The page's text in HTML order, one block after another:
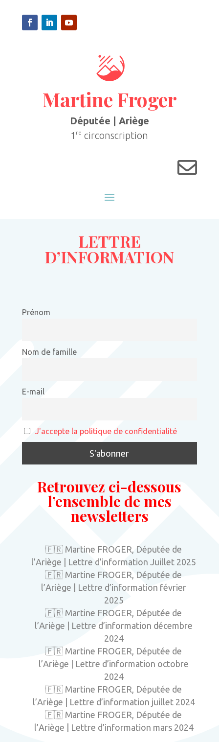
Martine Froger
Députée | Ariège
1 re circonscription

LETTRE
D’INFORMATION
Prénom
Nom de famille
E-mail
J'accepte la politique de confidentialité
Retrouvez ci-dessous
l’ensemble de mes
newsletters
🇫🇷 Martine FROGER, Députée de
l’Ariège | Lettre d’information Juillet 2025
🇫🇷 Martine FROGER, Députée de
l’Ariège | Lettre d’information février
2025
🇫🇷 Martine FROGER, Députée de
l’Ariège | Lettre d’information décembre
2024
🇫🇷 Martine FROGER, Députée de
l’Ariège | Lettre d’information octobre
2024
🇫🇷 Martine FROGER, Députée de
l’Ariège | Lettre d’information juillet 2024
🇫🇷 Martine FROGER, Députée de
l’Ariège | Lettre d’information mars 2024